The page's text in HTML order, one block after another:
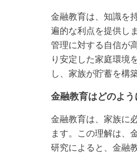
金融教育は、知識を
遍的な利点を提供し
管理に対する自信が
り安定した家庭環境
し、家族が貯蓄を構
金融教育はどのよ
金融教育は、家族に
ます。この理解は、
研究によると、金融